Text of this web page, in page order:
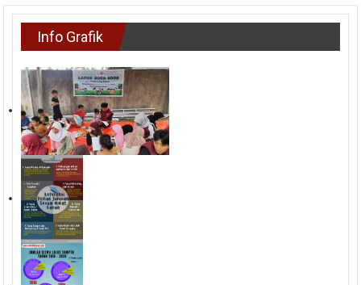
Info Grafik